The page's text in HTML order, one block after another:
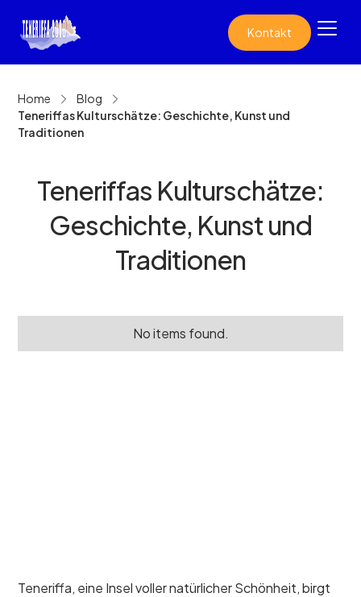
Kontakt
Home
Blog
Teneriffas Kulturschätze: Geschichte, Kunst und
Traditionen
Teneriffas Kulturschätze:
Geschichte, Kunst und
Traditionen
No items found.
Teneriffa, eine Insel voller natürlicher Schönheit, birgt